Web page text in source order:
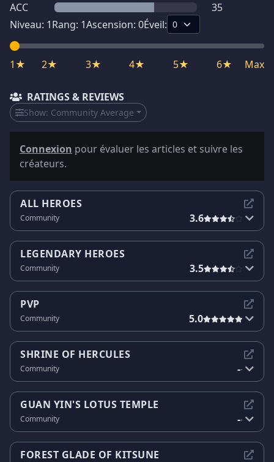
ACC
35
Niveau: 1Rang: 1Ascension: 0Éveil:
1★ 2★ 3★ 4★ 5★ 6★ Max
RATINGS & REVIEWS
Show: Community Average
Connexion pour évaluer les articles et suivre les
créateurs.
ALL HEROES
Community 3.6
LEGENDARY HEROES
Community 3.5
PVP
Community 5.0
SHRINE OF HERCULES
Community --
GUAN YIN'S LOTUS TEMPLE
Community --
FOREST GLADE OF KITSUNE